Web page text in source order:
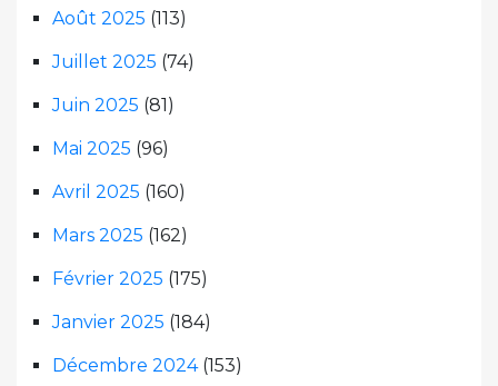
Août 2025 (113)
Juillet 2025 (74)
Juin 2025 (81)
Mai 2025 (96)
Avril 2025 (160)
Mars 2025 (162)
Février 2025 (175)
Janvier 2025 (184)
Décembre 2024(153)